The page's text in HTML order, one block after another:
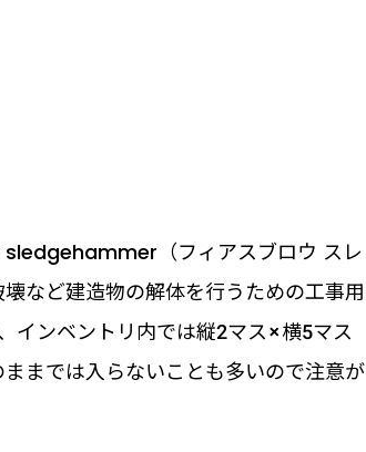
sledgehammer（フィアスブロウ スレ
など建造物の解体を行うための工事用
インベントリ内では縦2マス×横5マス
までは入らないことも多いので注意が